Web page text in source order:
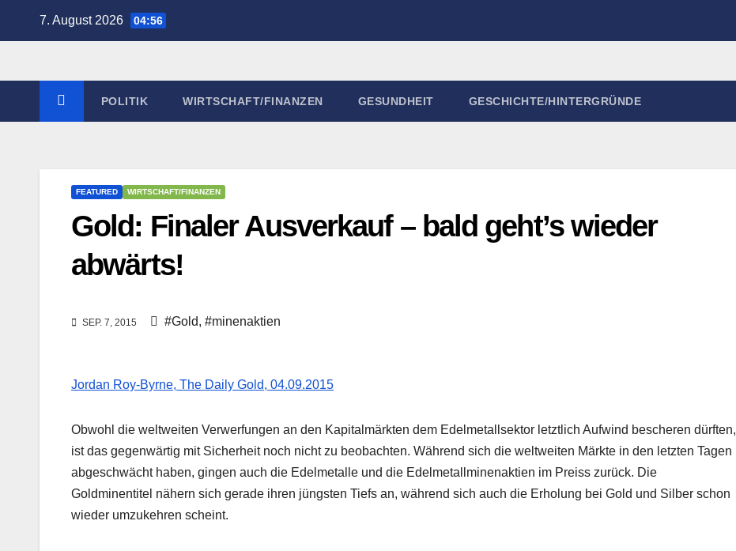
7. August 2026 04:56
POLITIK WIRTSCHAFT/FINANZEN GESUNDHEIT GESCHICHTE/HINTERGRÜNDE
FEATURED WIRTSCHAFT/FINANZEN
Gold: Finaler Ausverkauf – bald geht’s wieder
abwärts!
SEP. 7, 2015 #Gold, #minenaktien
Jordan Roy-Byrne, The Daily Gold, 04.09.2015
Obwohl die weltweiten Verwerfungen an den Kapitalmärkten dem Edelmetallsektor letztlich Aufwind bescheren dürften,
ist das gegenwärtig mit Sicherheit noch nicht zu beobachten. Während sich die weltweiten Märkte in den letzten Tagen
abgeschwächt haben, gingen auch die Edelmetalle und die Edelmetallminenaktien im Preiss zurück. Die
Goldminentitel nähern sich gerade ihren jüngsten Tiefs an, während sich auch die Erholung bei Gold und Silber schon
wieder umzukehren scheint.